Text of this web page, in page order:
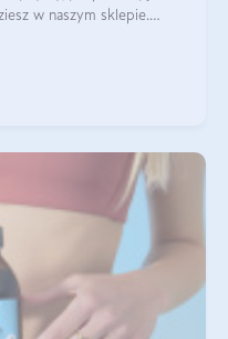
w naszym sklepie.